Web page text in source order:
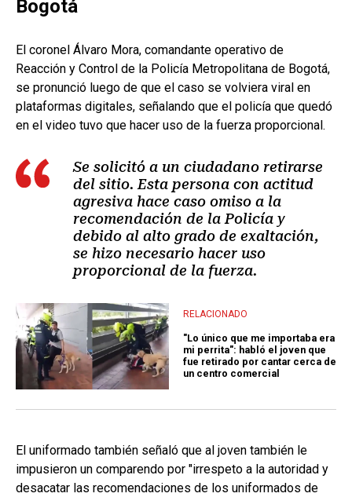
Bogotá
El coronel Álvaro Mora, comandante operativo de
Reacción y Control de la Policía Metropolitana de Bogotá,
se pronunció luego de que el caso se volviera viral en
plataformas digitales, señalando que el policía que quedó
en el video tuvo que hacer uso de la fuerza proporcional.
Se solicitó a un ciudadano retirarse
del sitio. Esta persona con actitud
agresiva hace caso omiso a la
recomendación de la Policía y
debido al alto grado de exaltación,
se hizo necesario hacer uso
proporcional de la fuerza.
RELACIONADO
"Lo único que me importaba era
mi perrita": habló el joven que
fue retirado por cantar cerca de
un centro comercial
El uniformado también señaló que al joven también le
impusieron un comparendo por "irrespeto a la autoridad y
desacatar las recomendaciones de los uniformados de